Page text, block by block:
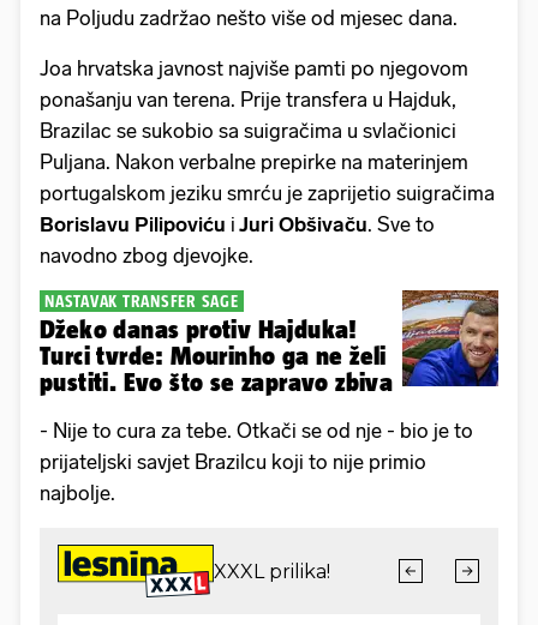
na Poljudu zadržao nešto više od mjesec dana.
Joa hrvatska javnost najviše pamti po njegovom
ponašanju van terena. Prije transfera u Hajduk,
Brazilac se sukobio sa suigračima u svlačionici
Puljana. Nakon verbalne prepirke na materinjem
portugalskom jeziku smrću je zaprijetio suigračima
Borislavu Pilipoviću i Juri Obšivaču. Sve to
navodno zbog djevojke.
NASTAVAK TRANSFER SAGE
Džeko danas protiv Hajduka!
Turci tvrde: Mourinho ga ne želi
pustiti. Evo što se zapravo zbiva
- Nije to cura za tebe. Otkači se od nje - bio je to
prijateljski savjet Brazilcu koji to nije primio
najbolje.